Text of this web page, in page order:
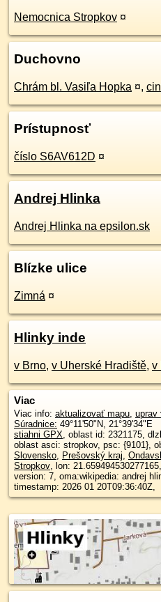
Nemocnica Stropkov ¤
Duchovno
Chrám bl. Vasiľa Hopka ¤,
Prístupnosť
číslo S6AV612D ¤
Andrej Hlinka
Andrej Hlinka na epsilon.sk
Blízke ulice
Zimná ¤
Hlinky inde
v Brno, v Uherské Hradiště, v
Viac
Viac info: aktualizovať mapu, uprav
Súradnice: 49°11'50"N, 21°39'34"E
stiahni GPX, oblast id: 2321175, dlzka: 622, oblast name: Stropkov,
oblast asci: stropkov, psc: {9101},
Slovensko, Prešovský kraj,
Stropkov, lon:
version: 7, oma:wikipedia: andrej
timestamp: 2026 01 20T09:36:40Z,